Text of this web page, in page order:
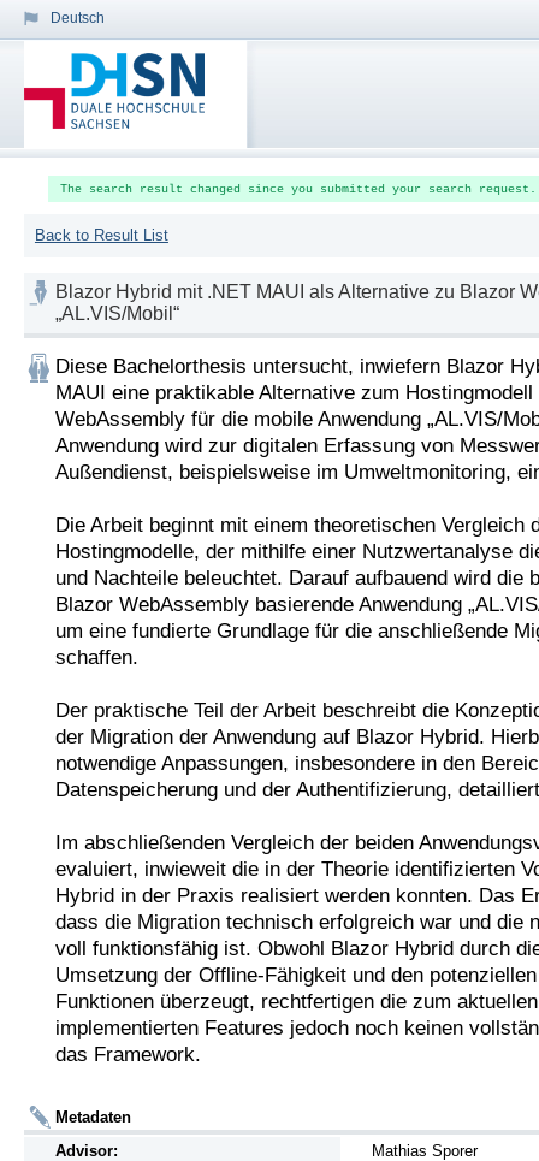
Deutsch
The search result changed since you submitted your search
Back to Result List
Blazor Hybrid mit .NET MAUI als Alternative zu Blazor
„AL.VIS/Mobil“
Diese Bachelorthesis untersucht, inwiefern Blazor
MAUI eine praktikable Alternative zum Hostingmodell
WebAssembly für die mobile Anwendung „AL.VIS/
Anwendung wird zur digitalen Erfassung von
Außendienst, beispielsweise im Umweltmonitoring,
Die Arbeit beginnt mit einem theoretischen Vergleich
Hostingmodelle, der mithilfe einer Nutzwertanalyse
und Nachteile beleuchtet. Darauf aufbauend wird die
Blazor WebAssembly basierende Anwendung
um eine fundierte Grundlage für die anschließende
schaffen.
Der praktische Teil der Arbeit beschreibt die
der Migration der Anwendung auf Blazor Hybrid.
notwendige Anpassungen, insbesondere in den
Datenspeicherung und der Authentifizierung,
Im abschließenden Vergleich der beiden
evaluiert, inwieweit die in der Theorie identifizierten
Hybrid in der Praxis realisiert werden konnten. Das
dass die Migration technisch erfolgreich war und die
voll funktionsfähig ist. Obwohl Blazor Hybrid durch
Umsetzung der Offline-Fähigkeit und den
Funktionen überzeugt, rechtfertigen die zum
implementierten Features jedoch noch keinen
das Framework.
Metadaten
Advisor:
Mathias Sporer